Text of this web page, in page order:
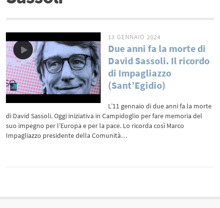
13 GENNAIO 2024
Due anni fa la morte di
David Sassoli. Il ricordo
di Impagliazzo
(Sant’Egidio)
L’11 gennaio di due anni fa la morte
di David Sassoli. Oggi iniziativa in Campidoglio per fare memoria del
suo impegno per l’Europa e per la pace. Lo ricorda così Marco
Impagliazzo presidente della Comunità…